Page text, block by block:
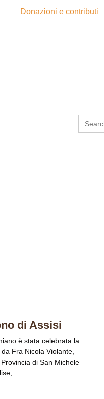
Donazioni e contributi
Search
for:
di Assisi
è stata celebrata la
Fra Nicola Violante,
di San Michele